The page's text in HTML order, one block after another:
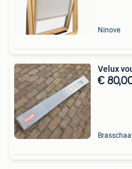
Ninove
Velux
€